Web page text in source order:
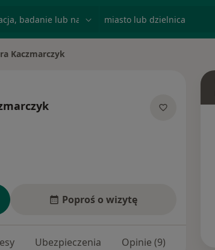
Kaczmarczyk
Poproś o wizytę
Ubezpieczenia Opinie (9)